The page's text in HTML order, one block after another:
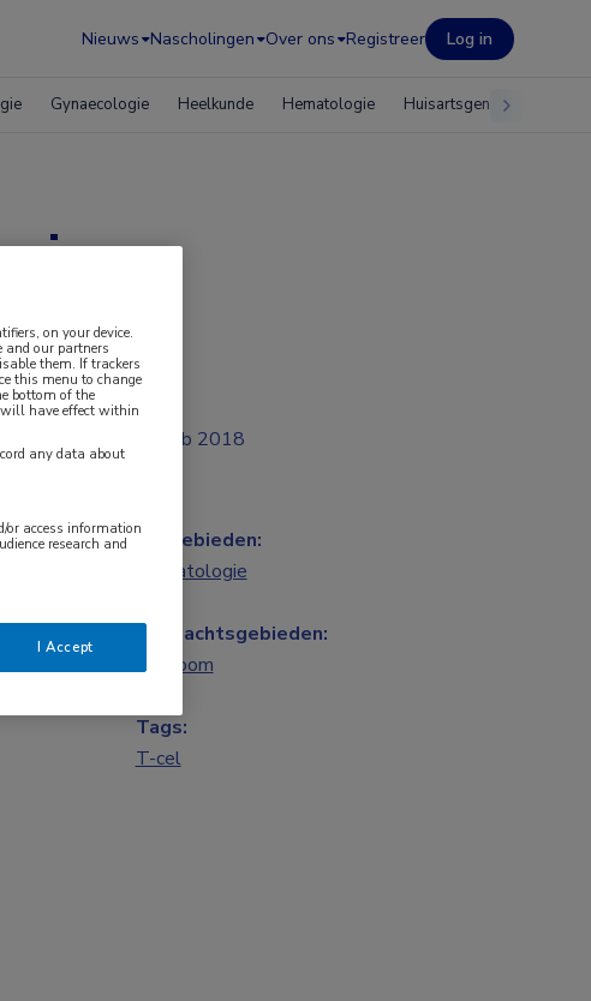
Nieuws Nascholingen Over ons Registreer Log in
Gynaecologie Heelkunde Hematologie Huisartsgeneeskunde
feb 2018
Vakgebieden:
Hematologie
Aandachtsgebieden:
Lymfoom
Tags:
T-cel
on your device.
and our partners
them. If trackers
this menu to change
bottom of the
will have effect within
any data about
or access information
research and
I Accept